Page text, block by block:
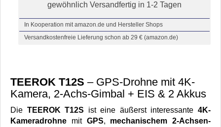
gewöhnlich Versandfertig in 1-2 Tagen
In Kooperation mit amazon.de und Hersteller Shops
Versandkostenfreie Lieferung schon ab 29 € (amazon.de)
TEEROK T12S – GPS-Drohne mit 4K-
Kamera, 2-Achs-Gimbal + EIS & 2 Akkus
Die TEEROK T12S ist eine äußerst interessante4K-
Kameradrohne mit GPS, mechanischem 2-Achsen-